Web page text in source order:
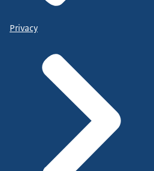
Privacy